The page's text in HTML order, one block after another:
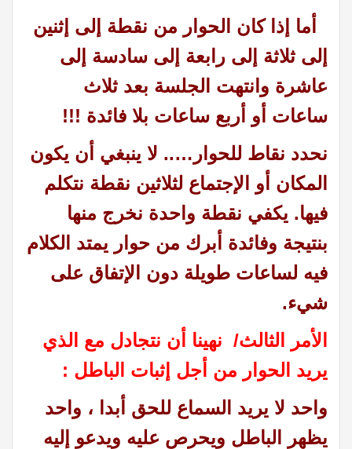
أما إذا كان الحوار من نقطة إلى إثنين
إلى ثلاثة إلى رابعة إلى سادسة إلى
عاشرة وانتهت الجلسة بعد ثلاث
ساعات أو أربع ساعات بلا فائدة !!!
نحدد نقاط للحوار….. لا ينبغي أن يكون
المكان أو الإجتماع لثلاثين نقطة نتكلم
فيها. يكفي نقطة واحدة نخرج منها
بنتيجة وفائدة أبرك من حوار يمتد الكلام
فيه لساعات طويلة دون الإتفاق على
شيء.
الأمر الثالث/ نهينا أن نتجادل مع الذي
يريد الحوار من أجل إثبات الباطل :
واحد لا يريد السماع للحق أبدا ، واحد
يظهر الباطل ويحرص عليه ويدعو إليه